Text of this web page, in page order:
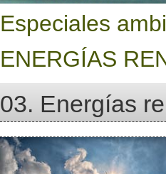
Especiales
ENERGÍAS
03. Energías